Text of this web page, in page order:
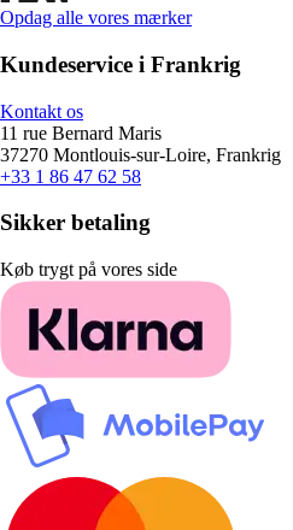
Opdag alle vores mærker
Kundeservice i Frankrig
Kontakt os
11 rue Bernard Maris
37270 Montlouis-sur-Loire, Frankrig
+33 1 86 47 62 58
Sikker betaling
Køb trygt på vores side